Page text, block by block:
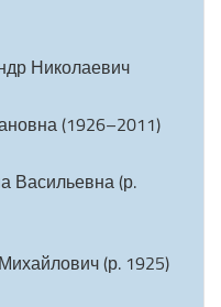
Николаевич
(1926–2011)
Васильевна (р.
(р. 1925)